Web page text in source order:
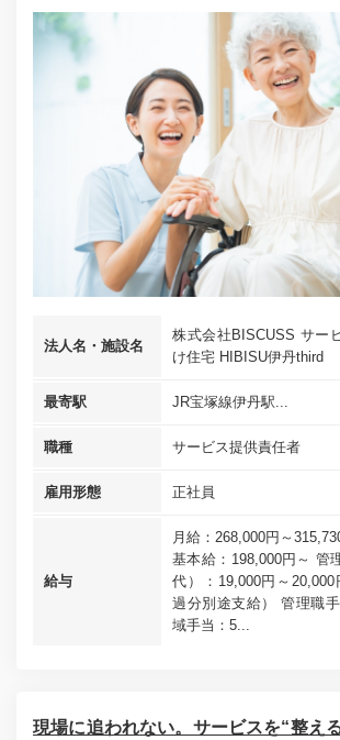
法人名・施設名
株式会社BISCUSS サー
け住宅 HIBISU伊丹third
最寄駅 JR宝塚線伊丹駅...
職種 サービス提供責任者
雇用形態 正社員
給与
月給：268,000円～
基本給：198,000円～ 管
代）：19,000円～
過分別途支給） 管理職
域手当：5...
現場に追われない。サービスを“整え